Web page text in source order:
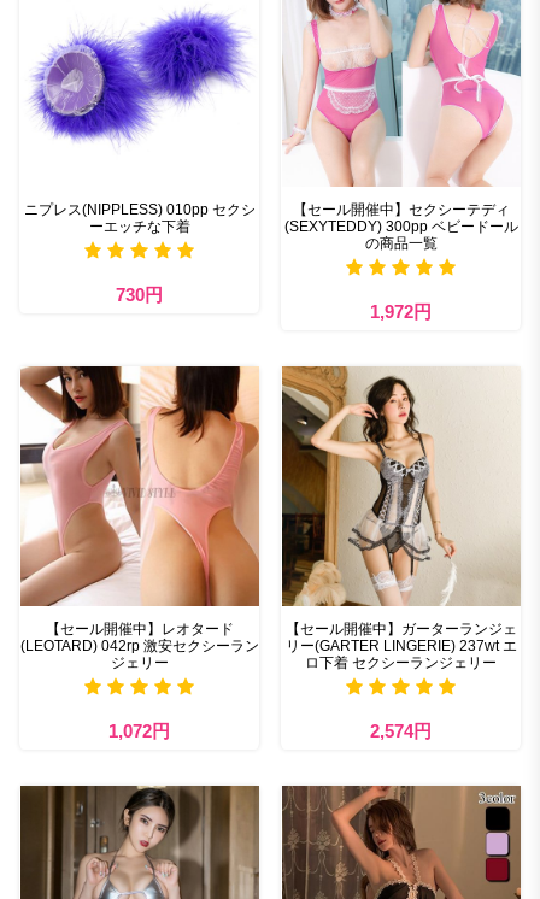
ニプレス(NIPPLESS) 010pp セクシ
ーエッチな下着
730円
【セール開催中】セクシーテディ
(SEXYTEDDY) 300pp ベビードール
の商品一覧
1,972円
【セール開催中】レオタード
(LEOTARD) 042rp 激安セクシーラン
ジェリー
1,072円
【セール開催中】ガーターランジェ
リー(GARTER LINGERIE) 237wt エ
ロ下着 セクシーランジェリー
2,574円